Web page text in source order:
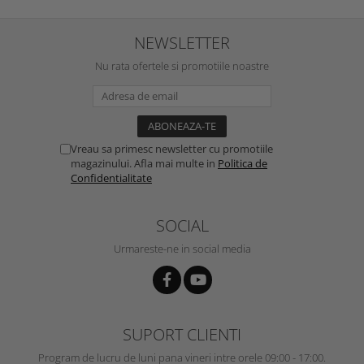
NEWSLETTER
Nu rata ofertele si promotiile noastre
Vreau sa primesc newsletter cu promotiile
magazinului. Afla mai multe in Politica de
Confidentialitate
SOCIAL
Urmareste-ne in social media
SUPORT CLIENTI
Program de lucru de luni pana vineri intre orele 09:00 - 17:00.